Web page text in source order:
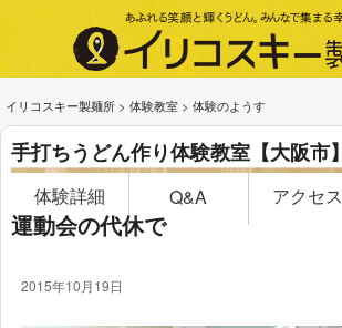
イリコスキー製麺所 > 体験教室 > 体験のようす
手打ちうどん作り体験教室【大阪市】
体験詳細 Q&A アクセス
運動会の代休で
2015年10月19日